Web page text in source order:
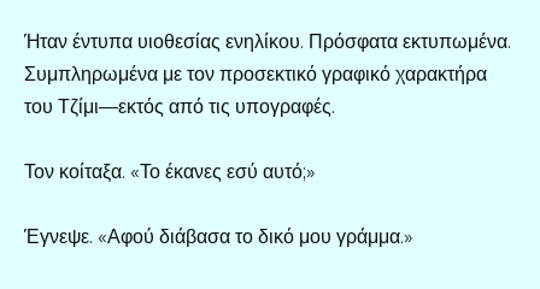
Ήταν έντυπα υιοθεσίας ενηλίκου. Πρόσφατα εκτυπωμένα.
Συμπληρωμένα με τον προσεκτικό γραφικό χαρακτήρα
του Τζίμι—εκτός από τις υπογραφές.
Τον κοίταξα. «Το έκανες εσύ αυτό;»
Έγνεψε. «Αφού διάβασα το δικό μου γράμμα.»